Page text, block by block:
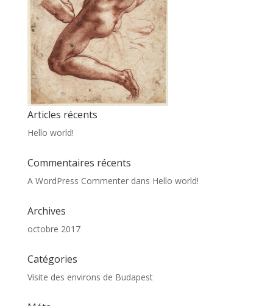
Articles récents
Hello world!
Commentaires récents
A WordPress Commenterdans Hello world!
Archives
octobre 2017
Catégories
Visite des environs de Budapest